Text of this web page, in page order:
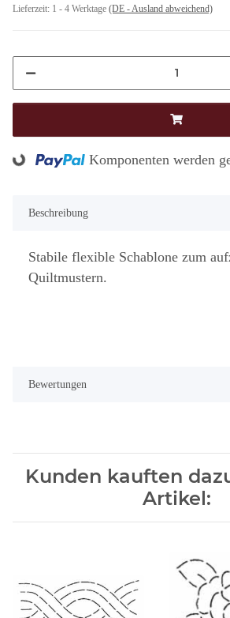
Lieferzeit: 1 - 4 Werktage (DE - Ausland abweichend)
Loading... Komponenten werden
Beschreibung
Stabile flexible Schablone zum
Quiltmustern.
Bewertungen
Kunden kauften
Artikel: